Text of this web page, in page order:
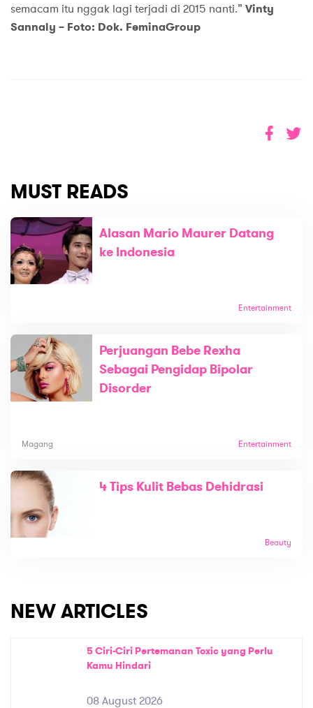
semacam itu nggak lagi terjadi di 2015 nanti.” Vinty
Sannaly – Foto: Dok. FeminaGroup
MUST READS
Alasan Mario Maurer Datang
ke Indonesia
Entertainment
Perjuangan Bebe Rexha
Sebagai Pengidap Bipolar
Disorder
Magang Entertainment
4 Tips Kulit Bebas Dehidrasi
Beauty
NEW ARTICLES
5 Ciri-Ciri Pertemanan Toxic yang Perlu
Kamu Hindari
08 August 2026